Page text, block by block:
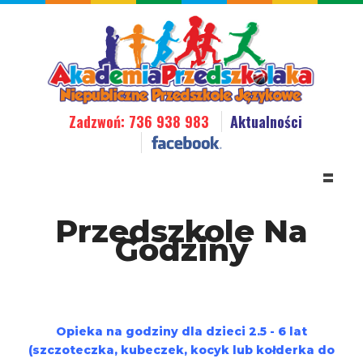
Zadzwoń: 736 938 983 Aktualności
=
Przedszkole Na
Godziny
Opieka na godziny dla dzieci 2.5 - 6 lat
(szczoteczka, kubeczek, kocyk lub kołderka do